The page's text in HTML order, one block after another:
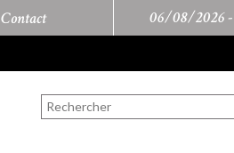
Contact 06/08/2026 -